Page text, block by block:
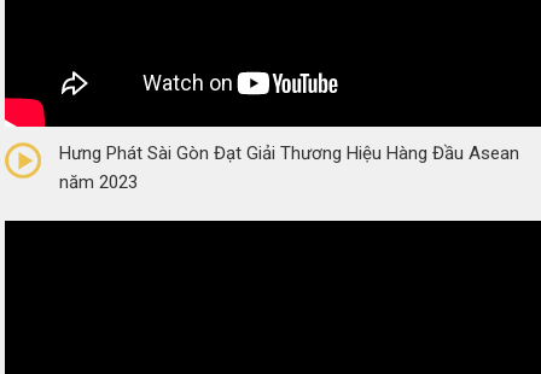
(0 Reviews)
Hưng Phát Sài Gòn Đạt Giải Thương Hiệu Hàng Đầu Asean
năm 2023